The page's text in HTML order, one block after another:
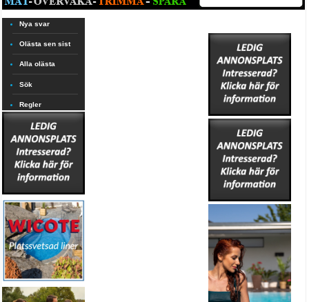
Nya svar
Olästa sen sist
Alla olästa
Sök
Regler